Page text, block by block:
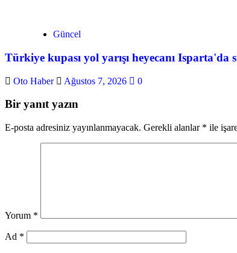
Güncel
Türkiye kupası yol yarışı heyecanı Isparta'da
Oto Haber Ağustos 7, 2026 0
Bir yanıt yazın
E-posta adresiniz yayınlanmayacak. Gerekli alanlar * ile
Yorum *
Ad *